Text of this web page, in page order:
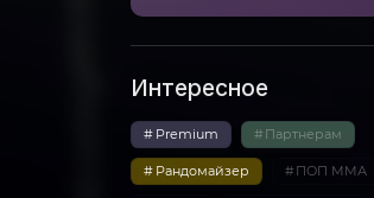
Интересное
Premium Партнерам
Рандомайзер ПОП ММА